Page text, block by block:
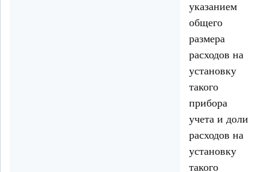
указанием
общего
размера
расходов на
установку
такого
прибора
учета и доли
расходов на
установку
такого